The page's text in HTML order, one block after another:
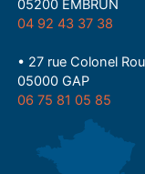
05200 EMBRUN
04 92 43 37 38
• 27 rue Colonel
05000 GAP
06 75 81 05 85